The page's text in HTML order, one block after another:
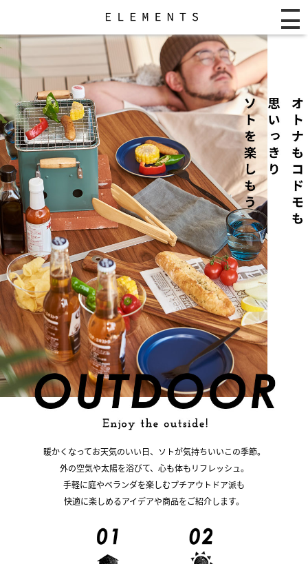
暖かくなってお天気のいい日、ソトが気持ちいいこの季節。
外の空気や太陽を浴びて、心も体もリフレッシュ。
手軽に庭やベランダを楽しむプチアウトドア派も
快適に楽しめるアイデアや商品をご紹介します。